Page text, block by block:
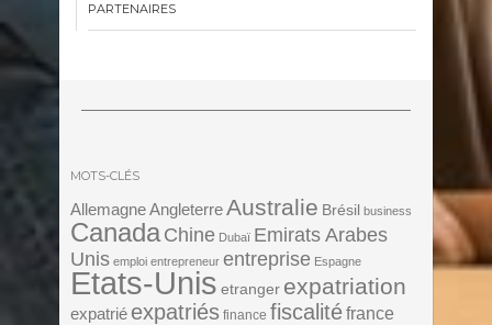
PARTENAIRES
MOTS-CLÉS
Allemagne AngleterreAustralie Brésil business
Canada Chine Dubaï Emirats Arabes
Unis emploi entrepreneur entreprise Espagne
Etats-Unis etranger expatriation
expatrié expatriés finance fiscalitéfrance